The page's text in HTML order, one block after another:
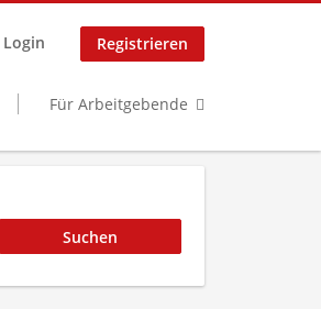
Login Registrieren
Für Arbeitgebende